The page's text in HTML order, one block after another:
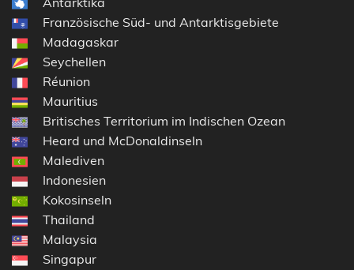
Französische Süd- und Antarktisgebiete
Madagaskar
Seychellen
Réunion
Mauritius
Britisches Territorium im Indischen Ozean
Heard und McDonaldinseln
Malediven
Indonesien
Kokosinseln
Thailand
Malaysia
Singapur